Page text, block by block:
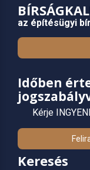
az építésügyi
Időben
Kérje
Keresés